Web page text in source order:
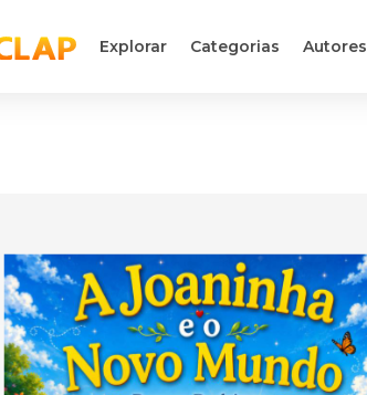
Explorar Categorias Autores